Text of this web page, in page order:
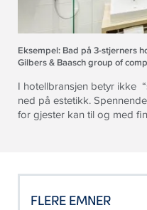
Eksempel: Bad på 3-stjerners
Gilbers & Baasch group of
I hotellbransjen betyr ikke
ned på estetikk.
for gjester kan til og med
FLERE EMNER